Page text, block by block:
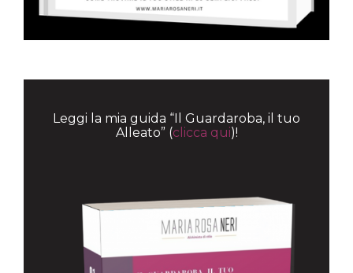
Leggi la mia guida “Il Guardaroba, il tuo
Alleato” (clicca qui)!